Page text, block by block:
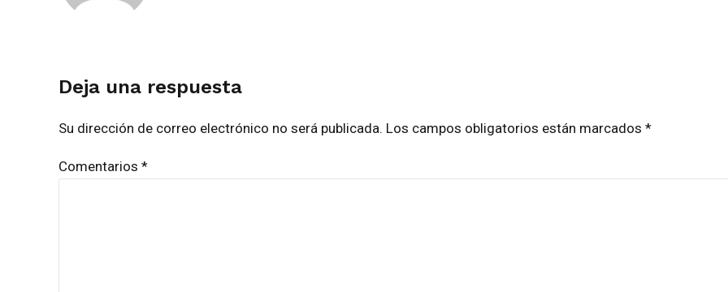
Deja una respuesta
Su dirección de correo electrónico no será publicada. Los campos obligatorios están marcados *
Comentarios *